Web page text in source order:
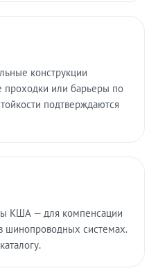
конструкции
проходки или барьеры по
подтверждаются
КША — для компенсации
шинопроводных системах.